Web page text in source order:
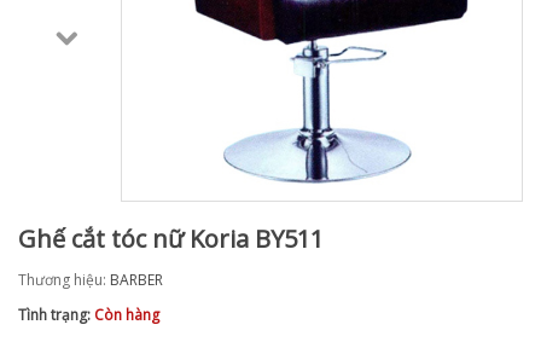
Ghế cắt tóc nữ Koria BY511
Thương hiệu: BARBER
Tình trạng: Còn hàng